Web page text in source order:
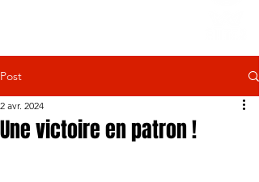
Post
Une victoire en patron !
2 avr. 2024